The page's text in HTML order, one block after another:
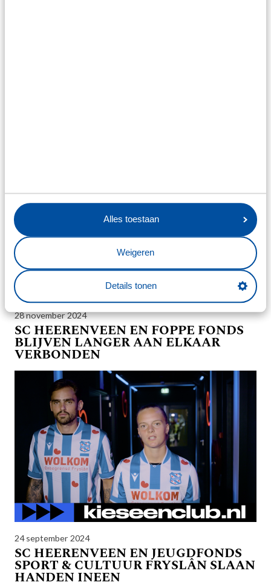
Alles toestaan
Weigeren
Details tonen
28 november 2024
SC HEERENVEEN EN FOPPE FONDS
BLIJVEN LANGER AAN ELKAAR
VERBONDEN
24 september 2024
SC HEERENVEEN EN JEUGDFONDS
SPORT & CULTUUR FRYSLÂN SLAAN
HANDEN INEEN